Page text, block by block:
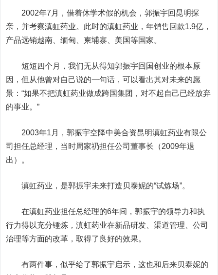
2002年7月，借着休学术假的机会，郭振宇回昆明探
亲，并考察滇虹药业。此时的滇虹药业，年销售回款1.9亿，
产品远销越南、缅甸、柬埔寨、美国等国家。
短短四个月，我们无从得知郭振宇回国创业的根本原
因，但从他曾对自己说的一句话，可以看出其对未来的愿
景：“如果不把滇虹药业做成跨国集团，对不起自己已经放弃
的事业。”
2003年1月，郭振宇空降中美合资昆明滇虹药业有限公
司担任总经理，当时周家礽担任公司董事长（2009年退
出）。
滇虹药业，是郭振宇未来打造贝泰妮的“试炼场”。
在滇虹药业担任总经理的6年间，郭振宇的领导力和执
行力得以充分锤炼，滇虹药业在新品研发、渠道管理、公司
治理等方面的改革，取得了良好的效果。
有两件事，似乎给了郭振宇启示，这也和后来贝泰妮的